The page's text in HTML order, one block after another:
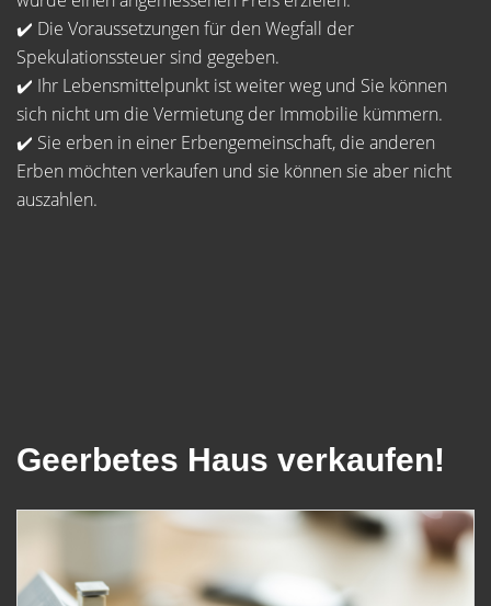
✔️ Die Voraussetzungen für den Wegfall der
Spekulationssteuer sind gegeben.
✔️ Ihr Lebensmittelpunkt ist weiter weg und Sie können
sich nicht um die Vermietung der Immobilie kümmern.
✔️ Sie erben in einer Erbengemeinschaft, die anderen
Erben möchten verkaufen und sie können sie aber nicht
auszahlen.
Geerbetes Haus verkaufen!